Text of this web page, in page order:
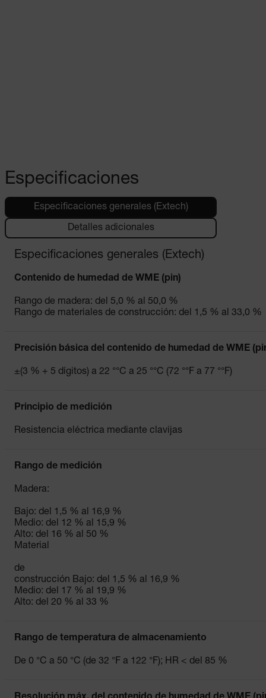
Especificaciones
Especificaciones generales (Extech)
Detalles adicionales
Especificaciones generales (Extech)
Contenido de humedad de WME (pin)
Rango de madera: del 5,0 % al 50,0 %
Rango de materiales de construcción: del 1,5 % al 33,0 %
Precisión básica del contenido de humedad de WME
±(3 % + 5 dígitos) a 22 °°C a 25 °°C (72 °°F a 77 °°F)
Principio de medición
Resistencia eléctrica mediante clavijas
Rango de medición
Madera:
Bajo: del 1,5 % al 16,9 %
Medio: del 12 % al 15,9 %
Alto: del 16 % al 50 %
Material
de
construcción Bajo: del 1,5 % al 16,9 %
Medio: del 17 % al 19,9 %
Alto: del 20 % al 33 %
Rango de temperatura de almacenamiento
De 0 °C a 50 °C (de 32 °F a 122 °F); HR < del 85 %